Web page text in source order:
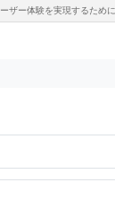
ザー体験を実現するため